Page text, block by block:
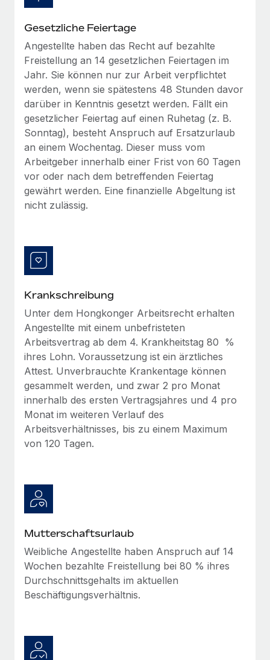
Niederlassungen
Mobilität und Relocation
Mühelose Relocation von Mitarbeiter:innen
Benefits
Mühelose Verwaltung von Benefits
Management und Payroll
Reverse Tech auf einen Blick Das Gesundheits- und
Mehr erfahren
BLOG
Neues zu Remote-Produkten: Integration mit
Gusto und Zero und Contractor Management
Plus
Auch im neuen Jahr wollen wir bei Remote Unternehmen
aller Größen dabei unterstützen, die beste...
Mehr erfahren
Wie Phiture 55 Mitarbeiter:innen in 19 Ländern
Wachstumsberatung für mobile Apps. Das...
Mehr erfahren
Gesetzliche Feiertage
Angestellte haben das Recht auf bezahlte
Freistellung an 14 gesetzlichen Feiertagen im
Jahr. Sie können nur zur Arbeit verpflichtet
werden, wenn sie spätestens 48 Stunden davor
darüber in Kenntnis gesetzt werden. Fällt ein
gesetzlicher Feiertag auf einen Ruhetag (z. B.
Sonntag), besteht Anspruch auf Ersatzurlaub
an einem Wochentag. Dieser muss vom
Arbeitgeber innerhalb einer Frist von 60 Tagen
vor oder nach dem betreffenden Feiertag
gewährt werden. Eine finanzielle Abgeltung ist
nicht zulässig.
Krankschreibung
Unter dem Hongkonger Arbeitsrecht erhalten
Angestellte mit einem unbefristeten
Arbeitsvertrag ab dem 4. Krankheitstag 80 %
ihres Lohn. Voraussetzung ist ein ärztliches
Attest. Unverbrauchte Krankentage können
gesammelt werden, und zwar 2 pro Monat
innerhalb des ersten Vertragsjahres und 4 pro
Monat im weiteren Verlauf des
Arbeitsverhältnisses, bis zu einem Maximum
von 120 Tagen.
Mutterschaftsurlaub
Weibliche Angestellte haben Anspruch auf 14
Wochen bezahlte Freistellung bei 80 % ihres
Durchschnittsgehalts im aktuellen
Beschäftigungsverhältnis.